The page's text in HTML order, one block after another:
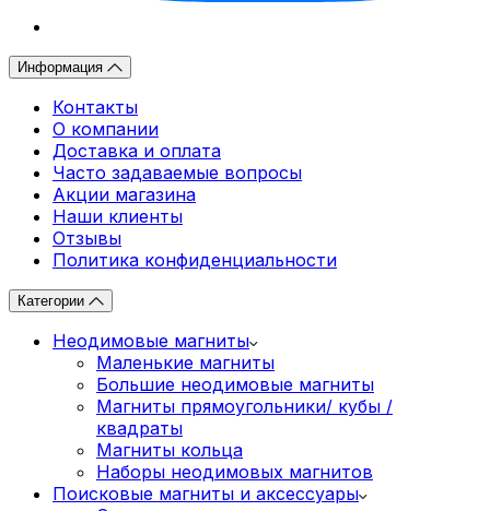
Информация
Контакты
О компании
Доставка и оплата
Часто задаваемые вопросы
Акции магазина
Наши клиенты
Отзывы
Политика конфиденциальности
Категории
Неодимовые магниты
Маленькие магниты
Большие неодимовые магниты
Магниты прямоугольники/ кубы /
квадраты
Магниты кольца
Наборы неодимовых магнитов
Поисковые магниты и аксессуары